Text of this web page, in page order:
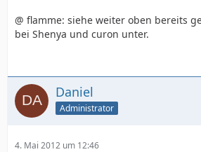
@ flamme: siehe weiter oben bereits
bei Shenya und curon unter.
Daniel
Administrator
4. Mai 2012 um 12:46